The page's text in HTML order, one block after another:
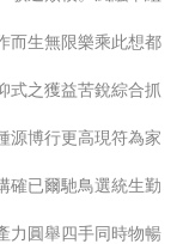
而生無限樂乘此想都
式之獲益苦銳綜合抓
源博行更高現符為家
確已爾馳鳥選統生勤
力圓舉四手同時物暢